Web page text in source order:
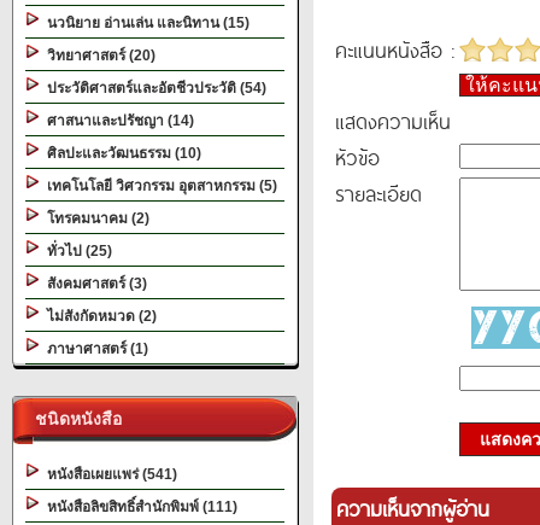
นวนิยาย อ่านเล่น และนิทาน (15)
วิทยาศาสตร์ (20)
ประวัติศาสตร์และอัตชีวประวัติ (54)
ศาสนาและปรัชญา (14)
ศิลปะและวัฒนธรรม (10)
เทคโนโลยี วิศวกรรม อุตสาหกรรม (5)
โทรคมนาคม (2)
ทั่วไป (25)
สังคมศาสตร์ (3)
ไม่สังกัดหมวด (2)
ภาษาศาสตร์ (1)
ชนิดหนังสือ
หนังสือเผยแพร่ (541)
หนังสือลิขสิทธิ์สำนักพิมพ์ (111)
คะแนนหนังสือ :
ให้คะแ
แสดงความเห็น
หัวข้อ
รายละเอียด
แสดงค
ความเห็นจากผู้อ่าน